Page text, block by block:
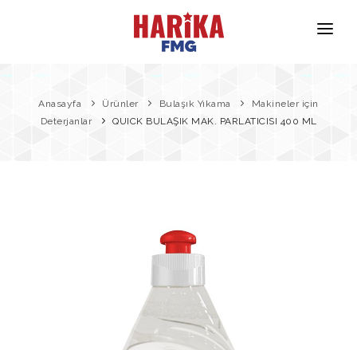
Markalarımız
Anasayfa Ürünler Bulaşık Yıkama
Makineler için
Deterjanlar
QUICK BULAŞIK MAK. PARLATICISI 400 ML